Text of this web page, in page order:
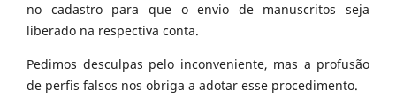
no cadastro para que o envio de manuscritos seja
liberado na respectiva conta.
Pedimos desculpas pelo inconveniente, mas a profusão
de perfis falsos nos obriga a adotar esse procedimento.